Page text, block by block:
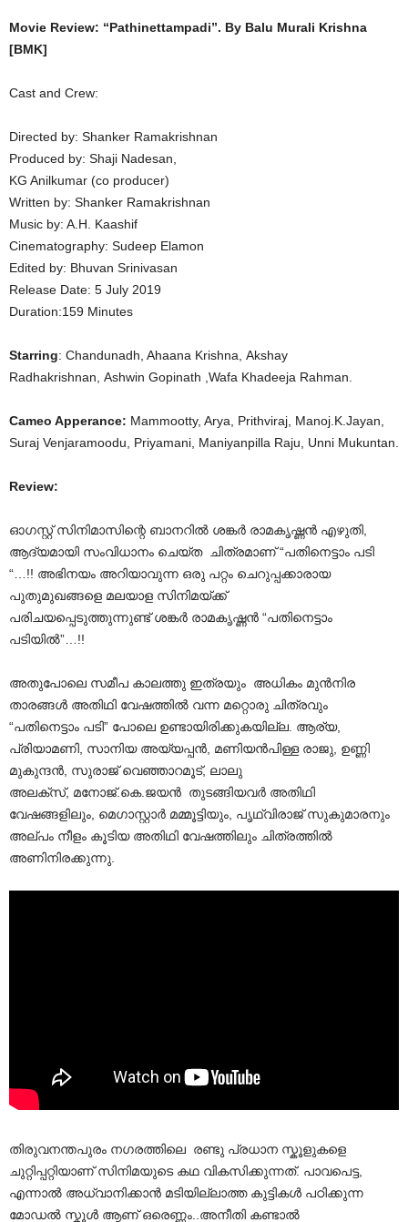
Movie Review: “Pathinettampadi”. By Balu Murali Krishna
[BMK]
Cast and Crew:
Directed by: Shanker Ramakrishnan
Produced by: Shaji Nadesan,
KG Anilkumar (co producer)
Written by: Shanker Ramakrishnan
Music by: A.H. Kaashif
Cinematography: Sudeep Elamon
Edited by: Bhuvan Srinivasan
Release Date: 5 July 2019
Duration:159 Minutes
Starring: Chandunadh, Ahaana Krishna, Akshay
Radhakrishnan, Ashwin Gopinath ,Wafa Khadeeja Rahman.
Cameo Apperance: Mammootty, Arya, Prithviraj, Manoj.K.Jayan,
Suraj Venjaramoodu, Priyamani, Maniyanpilla Raju, Unni Mukuntan.
Review:
ഓഗസ്റ്റ് സിനിമാസിന്റെ ബാനറിൽ ശങ്കർ രാമകൃഷ്ണൻ എഴുതി,
ആദ്യമായി സംവിധാനം ചെയ്ത ചിത്രമാണ് “പതിനെട്ടാം പടി
“…!! അഭിനയം അറിയാവുന്ന ഒരു പറ്റം ചെറുപ്പക്കാരായ
പുതുമുഖങ്ങളെ മലയാള സിനിമയ്ക്ക്
പരിചയപ്പെടുത്തുന്നുണ്ട് ശങ്കർ രാമകൃഷ്ണൻ “പതിനെട്ടാം
പടിയിൽ”…!!
അതുപോലെ സമീപ കാലത്തു ഇത്രയും അധികം മുൻനിര
താരങ്ങൾ അതിഥി വേഷത്തിൽ വന്ന മറ്റൊരു ചിത്രവും
“പതിനെട്ടാം പടി” പോലെ ഉണ്ടായിരിക്കുകയില്ല. ആര്യ,
പ്രിയാമണി, സാനിയ അയ്യപ്പൻ, മണിയൻപിള്ള രാജു, ഉണ്ണി
മുകുന്ദൻ, സുരാജ് വെഞ്ഞാറമൂട്, ലാലു
അലക്സ്, മനോജ്.കെ.ജയൻ തുടങ്ങിയവർ അതിഥി
വേഷങ്ങളിലും, മെഗാസ്റ്റാർ മമ്മൂട്ടിയും, പൃഥ്വിരാജ് സുകുമാരനും
അല്പം നീളം കൂടിയ അതിഥി വേഷത്തിലും ചിത്രത്തിൽ
അണിനിരക്കുന്നു.
തിരുവനന്തപുരം നഗരത്തിലെ രണ്ടു പ്രധാന സ്കൂളുകളെ
ചുറ്റിപ്പറ്റിയാണ് സിനിമയുടെ കഥ വികസിക്കുന്നത്. പാവപെട്ട,
എന്നാൽ അധ്വാനിക്കാൻ മടിയില്ലാത്ത കുട്ടികൾ പഠിക്കുന്ന
മോഡൽ സ്കൂൾ ആണ് ഒരെണ്ണം..അനീതി കണ്ടാൽ